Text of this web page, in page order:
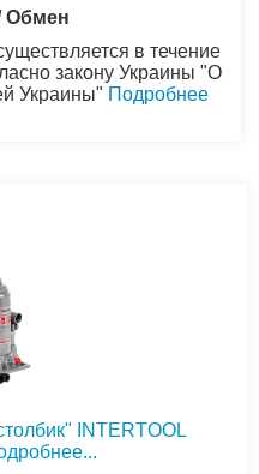
Обмен
в течение
закону Украины "О
Украины" Подробнее
INTERTOOL